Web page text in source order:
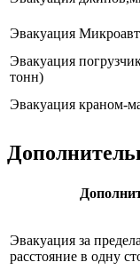
Эвакуация
Эвакуация
тонн)
Эвакуация краном-
Эвакуация за
расстояние в одну